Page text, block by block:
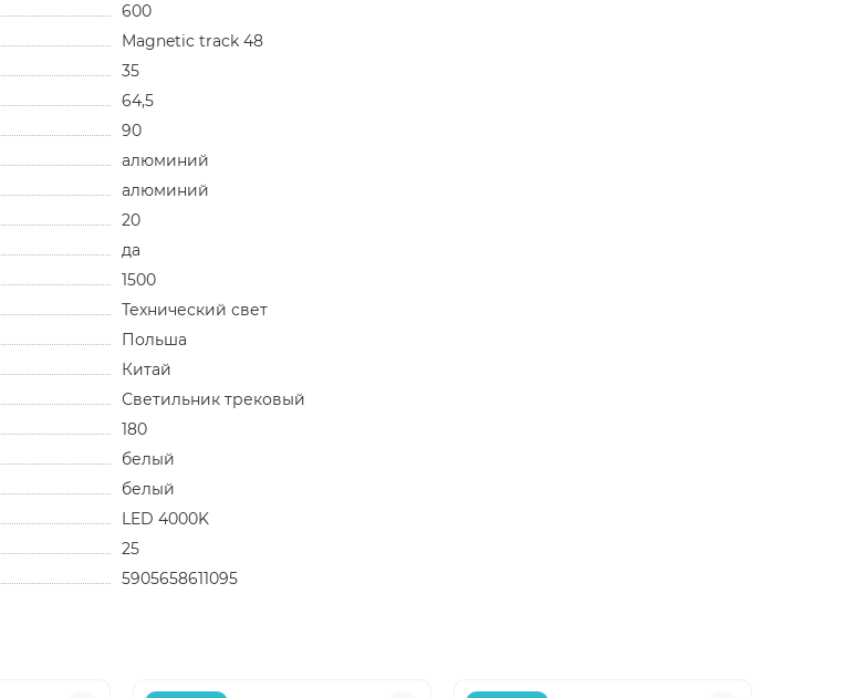
600
Magnetic track 48
35
64,5
90
алюминий
алюминий
20
да
1500
Технический свет
Польша
Китай
Светильник трековый
180
белый
белый
LED 4000K
25
5905658611095